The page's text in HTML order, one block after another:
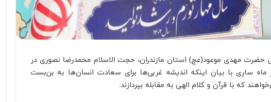
حضرت مهدی موعود(عج) استان مازندران، حجت الاسلام محمدرضا نصوری در
ساری با بیان اینکه اندیشه غربی‌ها برای سعادت انسان‌ها به بن‌بست
که با قرآن و کلام الهی به مقابله بپردازند.